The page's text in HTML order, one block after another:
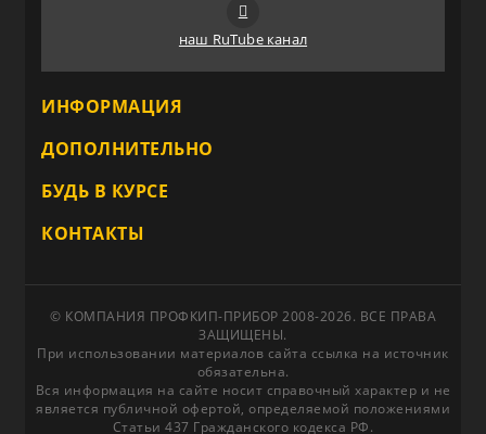
наш RuTube канал
ИНФОРМАЦИЯ
ДОПОЛНИТЕЛЬНО
БУДЬ В КУРСЕ
КОНТАКТЫ
© КОМПАНИЯ ПРОФКИП-ПРИБОР 2008-2026. ВСЕ ПРАВА
ЗАЩИЩЕНЫ.
При использовании материалов сайта ссылка на источник
обязательна.
Вся информация на сайте носит справочный характер и не
является публичной офертой, определяемой положениями
Статьи 437 Гражданского кодекса РФ.